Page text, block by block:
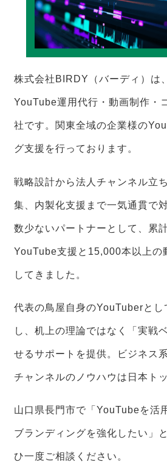
株式会社BIRDY（バーディ）は
YouTube運用代行・動画制作・
社です。関東全域の企業様の
グ支援を行っております。
戦略設計から法人チャンネル立
集、内製化支援まで一気通貫で
数少ないパートナーとして、累
YouTube支援と15,000本以上の
してきました。
代表の鳥屋自身のYouTuberとし
し、机上の理論ではなく「実戦
せるサポートを提供。ビジネス
チャンネルのノウハウは日本ト
山口県長門市で「YouTubeを活
ブランディングを強化したい」
ひ一度ご相談ください。